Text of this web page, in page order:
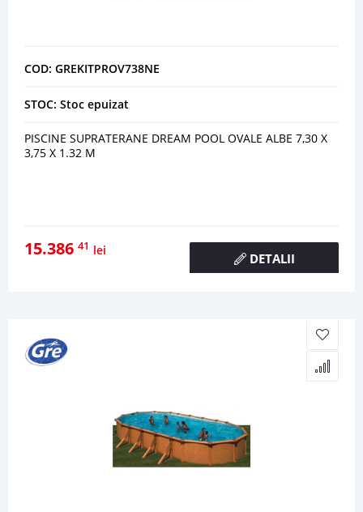
COD: GREKITPROV738NE
STOC: Stoc epuizat
PISCINE SUPRATERANE DREAM POOL OVALE ALBE 7,30 X
3,75 X 1.32 M
15.386 41 lei
DETALII